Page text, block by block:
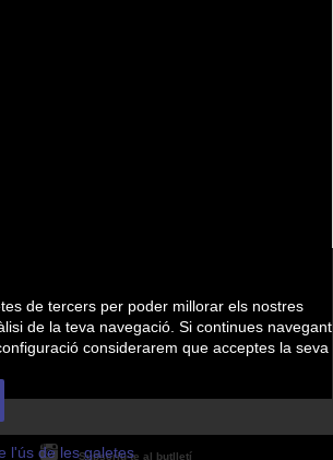
de tercers per poder millorar els nostres
de la teva navegació. Si continues navegant
considerarem que acceptes la seva
l'ús de les galetesSubscriu-te al butlletí